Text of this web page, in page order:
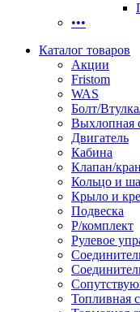
•••
Каталог товаров
Акции
Fristom
WAS
Болт/
Выхлопная
Двигатель
Кабина
Клапан/
Кольцо и
Крыло и
Подвеска
Р/комплект
Рулевое
Топливная